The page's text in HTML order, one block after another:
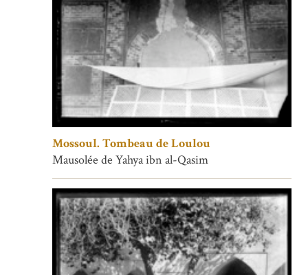
Mossoul. Tombeau de Loulou
Mausolée de Yahya ibn al-Qasim